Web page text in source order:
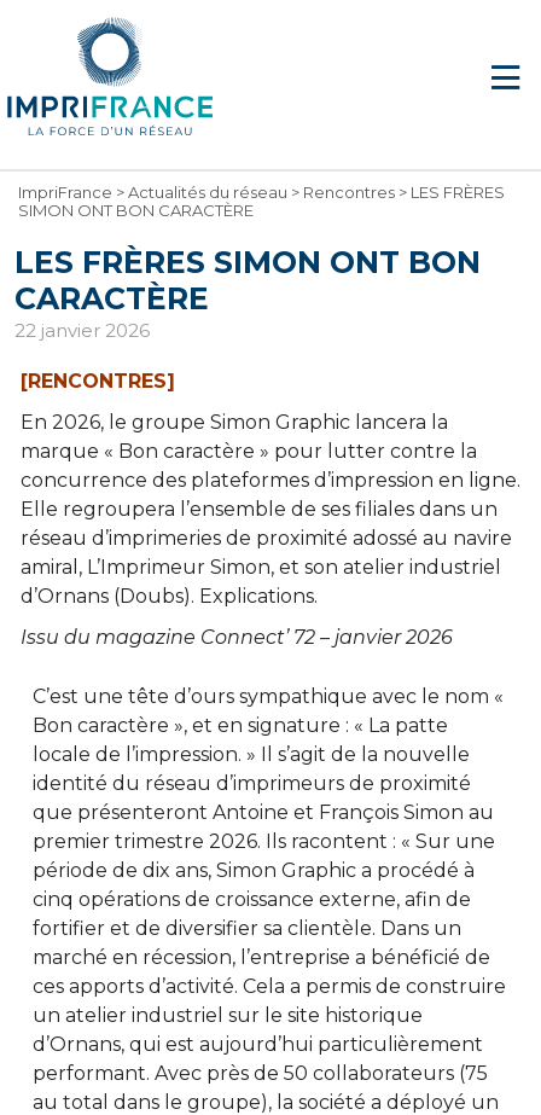
ImpriFrance >Actualités du réseau > Rencontres > LES FRÈRES
SIMON ONT BON CARACTÈRE
LES FRÈRES SIMON ONT BON
CARACTÈRE
22 janvier 2026
[RENCONTRES]
En 2026, le groupe Simon Graphic lancera la
marque « Bon caractère » pour lutter contre la
concurrence des plateformes d’impression en ligne.
Elle regroupera l’ensemble de ses filiales dans un
réseau d’imprimeries de proximité adossé au navire
amiral, L’Imprimeur Simon, et son atelier industriel
d’Ornans (Doubs). Explications.
Issu du magazine Connect’ 72 – janvier 2026
C’est une tête d’ours sympathique avec le nom «
Bon caractère », et en signature : « La patte
locale de l’impression. » Il s’agit de la nouvelle
identité du réseau d’imprimeurs de proximité
que présenteront Antoine et François Simon au
premier trimestre 2026. Ils racontent : « Sur une
période de dix ans, Simon Graphic a procédé à
cinq opérations de croissance externe, afin de
fortifier et de diversifier sa clientèle. Dans un
marché en récession, l’entreprise a bénéficié de
ces apports d’activité. Cela a permis de construire
un atelier industriel sur le site historique
d’Ornans, qui est aujourd’hui particulièrement
performant. Avec près de 50 collaborateurs (75
au total dans le groupe), la société a déployé un